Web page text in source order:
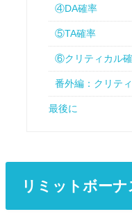
④DA確率
⑤TA確率
⑥クリティカル
番外編：クリテ
最後に
リミットボーナ